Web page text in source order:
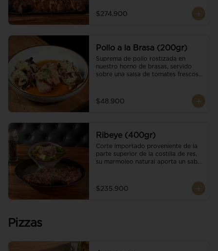
Acompañado de salsa criolla de la
casa.
$274.900
Pollo a la Brasa (200gr)
Suprema de pollo rostizada en
nuestro horno de brasas, servido
sobre una salsa de tomates frescos y
$48.900
Ribeye (400gr)
Corte importado proveniente de la
parte superior de la costilla de res,
su marmoleo natural aporta un sabor
con cristales de sal y mantequilla de
ajo y pimientos. Acompañado de una
$235.900
Pizzas